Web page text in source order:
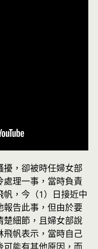
擾，卻被時任婦女部
理一事，當時負責
，今（1）日接近中
告此事，但由於要
楚細節，且婦女部說
飛帆表示，當時自己
可能有其他原因，而